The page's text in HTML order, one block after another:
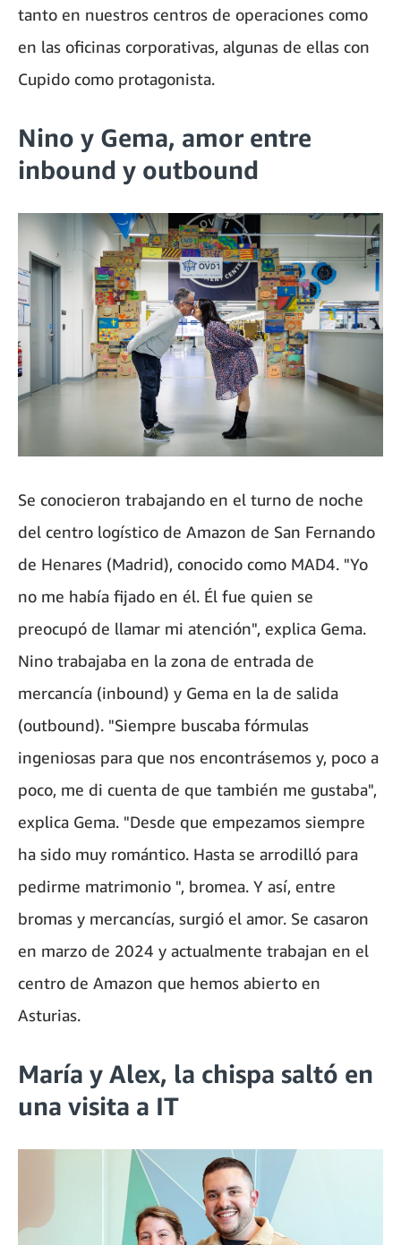
tanto en nuestros centros de operaciones como
en las oficinas corporativas, algunas de ellas con
Cupido como protagonista.
Nino y Gema, amor entre
inbound y outbound
Se conocieron trabajando en el turno de noche
del centro logístico de Amazon de San Fernando
de Henares (Madrid), conocido como MAD4. "Yo
no me había fijado en él. Él fue quien se
preocupó de llamar mi atención", explica Gema.
Nino trabajaba en la zona de entrada de
mercancía (inbound) y Gema en la de salida
(outbound). "Siempre buscaba fórmulas
ingeniosas para que nos encontrásemos y, poco a
poco, me di cuenta de que también me gustaba",
explica Gema. "Desde que empezamos siempre
ha sido muy romántico. Hasta se arrodilló para
pedirme matrimonio ", bromea. Y así, entre
bromas y mercancías, surgió el amor. Se casaron
en marzo de 2024 y actualmente trabajan en el
centro de Amazon que hemos abierto en
Asturias.
María y Alex, la chispa saltó en
una visita a IT